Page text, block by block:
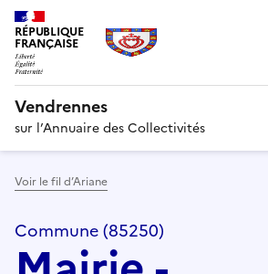
RÉPUBLIQUE
FRANÇAISE
Vendrennes
sur l’Annuaire des Collectivités
Voir le fil d’Ariane
Commune (85250)